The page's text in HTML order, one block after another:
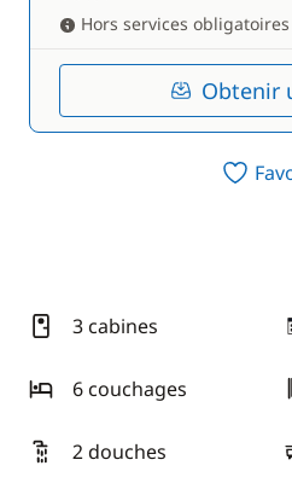
Hors services obligatoires
Obtenir
3 cabines
6 couchages
2 douches